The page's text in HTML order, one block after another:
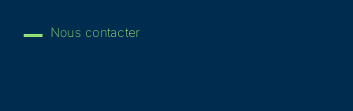
Nous contacter